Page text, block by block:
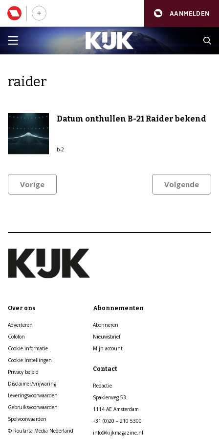
AANMELDEN
raider
Datum onthullen B-21 Raider bekend
b-2
Vorige Volgende
Over ons
Adverteren
Colofon
Cookie informatie
Cookie Instellingen
Privacy beleid
Disclaimer/vrijwaring
Leveringsvoorwaarden
Gebruiksvoorwaarden
Spelvoorwaarden
© Roularta Media Nederland
Abonnementen
Abonneren
Nieuwsbrief
Mijn account
Contact
Redactie
Spaklerweg 53
1114 AE Amsterdam
+31 (0)20 – 210 5300
info@kijkmagazine.nl